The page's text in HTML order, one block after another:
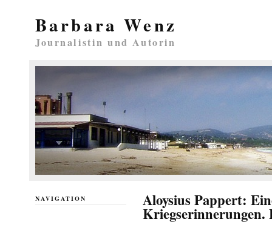
Barbara Wenz
Journalistin und Autorin
Aloysius Pappert:
Kriegserinnerungen.
NAVIGATION